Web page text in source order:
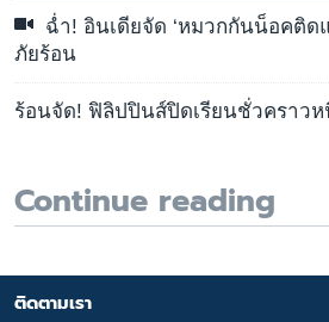
ฉ่ำ! อินเดียจัด ‘หมวกกันน็อคติด
ภัยร้อน
ร้อนจัด! ฟิลิปปินส์ปิดเรียนชั่วคราว
Continue reading
ติดตามเรา